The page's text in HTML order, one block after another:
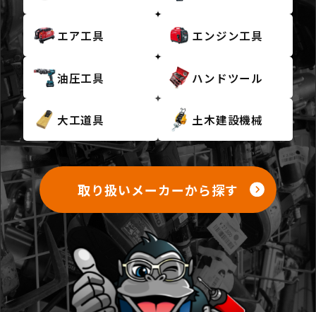
エア工具 エンジン工具
油圧工具 ハンドツール
大工道具 土木建設機械
取り扱いメーカーから探す